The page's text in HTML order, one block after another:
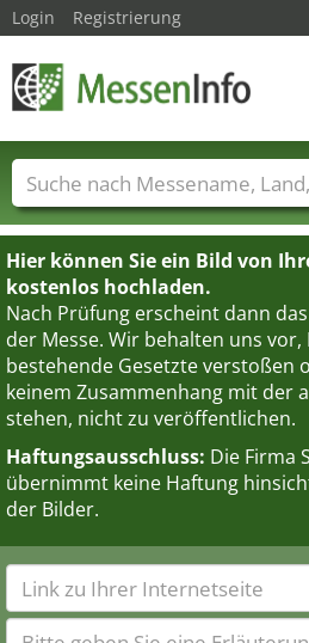
Hier können Sie ein Bild von
kostenlos hochladen.
Nach Prüfung erscheint dann
der Messe. Wir behalten uns vor,
bestehende Gesetzte verstoßen
keinem Zusammenhang mit der
stehen, nicht zu veröffentlichen.
Haftungsausschluss: Die Firma
übernimmt keine Haftung
der Bilder.
Login Registrierung
Messenamen Länder
Dienstleisterbranchen